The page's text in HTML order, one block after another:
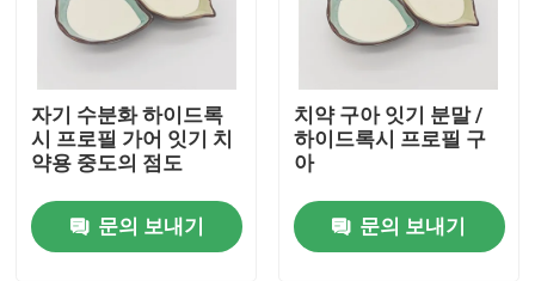
비디오
우리 에 관한 것
공장 견학
자기 수분화 하이드록
시 프로필 가어 잇기 치
약용 중도의 점도
문의 보내기
치약 구아 잇기 분말 /
하이드록시 프로필 구
아
문의 보내기